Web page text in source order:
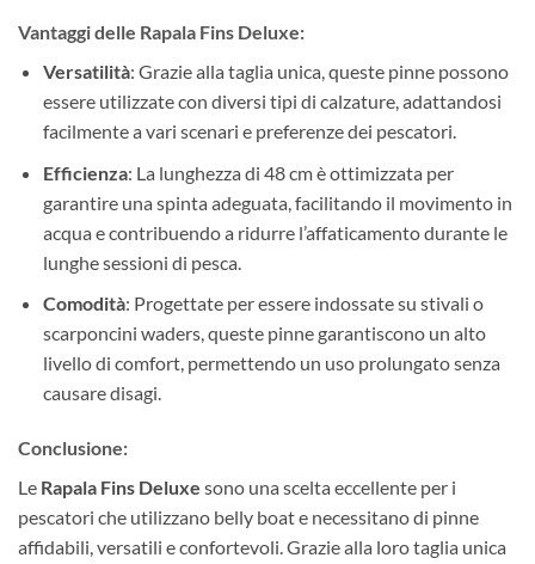
Vantaggi delle Rapala Fins Deluxe:
Versatilità: Grazie alla taglia unica, queste pinne possono
essere utilizzate con diversi tipi di calzature, adattandosi
facilmente a vari scenari e preferenze dei pescatori.
Efficienza: La lunghezza di 48 cm è ottimizzata per
garantire una spinta adeguata, facilitando il movimento in
acqua e contribuendo a ridurre l’affaticamento durante le
lunghe sessioni di pesca.
Comodità: Progettate per essere indossate su stivali o
scarponcini waders, queste pinne garantiscono un alto
livello di comfort, permettendo un uso prolungato senza
causare disagi.
Conclusione:
Le Rapala Fins Deluxe sono una scelta eccellente per i
pescatori che utilizzano belly boat e necessitano di pinne
affidabili, versatili e confortevoli. Grazie alla loro taglia unica